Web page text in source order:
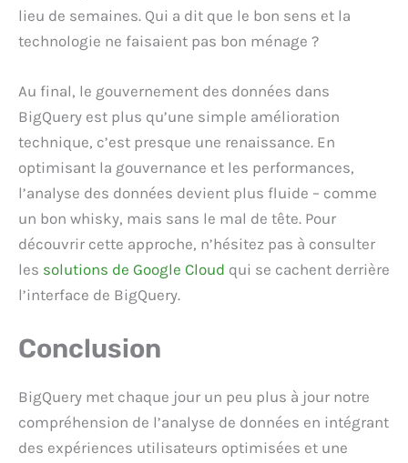
lieu de semaines. Qui a dit que le bon sens et la
technologie ne faisaient pas bon ménage ?
Au final, le gouvernement des données dans
BigQuery est plus qu’une simple amélioration
technique, c’est presque une renaissance. En
optimisant la gouvernance et les performances,
l’analyse des données devient plus fluide – comme
un bon whisky, mais sans le mal de tête. Pour
découvrir cette approche, n’hésitez pas à consulter
les solutions de Google Cloud qui se cachent derrière
l’interface de BigQuery.
Conclusion
BigQuery met chaque jour un peu plus à jour notre
compréhension de l’analyse de données en intégrant
des expériences utilisateurs optimisées et une